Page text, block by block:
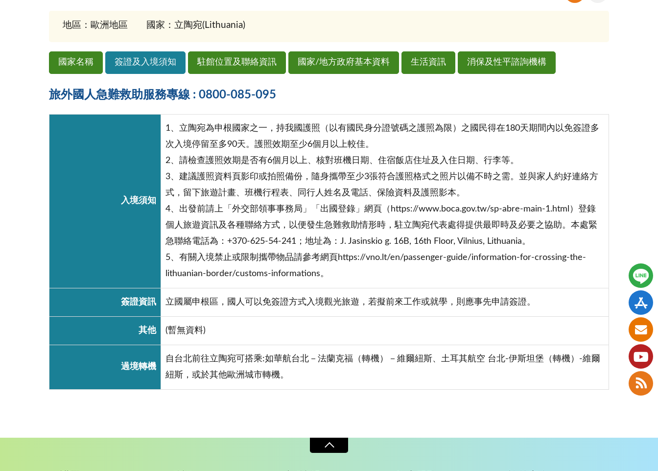
地區：歐洲地區 國家：立陶宛(Lithuania)
國家名稱 簽證及入境須知 駐館位置及聯絡資訊 國家/地方政府基本資料 生活資訊 消保及性平諮詢機構
旅外國人急難救助服務專線 : 0800-085-095
入境須知
1、立陶宛為申根國家之一，持我國護照（以有國民身分證號碼之護照為限）之國民得在180天期間內以免簽證多
次入境停留至多90天。護照效期至少6個月以上較佳。
2、請檢查護照效期是否有6個月以上、核對班機日期、住宿飯店住址及入住日期、行李等。
3、建議護照資料頁影印或拍照備份，隨身攜帶至少3張符合護照格式之照片以備不時之需。並與家人約好連絡方
式，留下旅遊計畫、班機行程表、同行人姓名及電話、保險資料及護照影本。
4、出發前請上「外交部領事事務局」「出國登錄」網頁（https://www.boca.gov.tw/sp-abre-main-1.html）登錄
個人旅遊資訊及各種聯絡方式，以便發生急難救助情形時，駐立陶宛代表處得提供最即時及必要之協助。本處緊
急聯絡電話為：+370-625-54-241；地址為：J. Jasinskio g. 16B, 16th Floor, Vilnius, Lithuania。
5、有關入境禁止或限制攜帶物品請參考網頁https://vno.lt/en/passenger-guide/information-for-crossing-the-
lithuanian-border/customs-informations。
簽證資訊 立國屬申根區，國人可以免簽證方式入境觀光旅遊，若擬前來工作或就學，則應事先申請簽證。
其他 (暫無資料)
過境轉機
自台北前往立陶宛可搭乘:如華航台北－法蘭克福（轉機）－維爾紐斯、土耳其航空 台北-伊斯坦堡（轉機）-維爾
紐斯，或於其他歐洲城市轉機。